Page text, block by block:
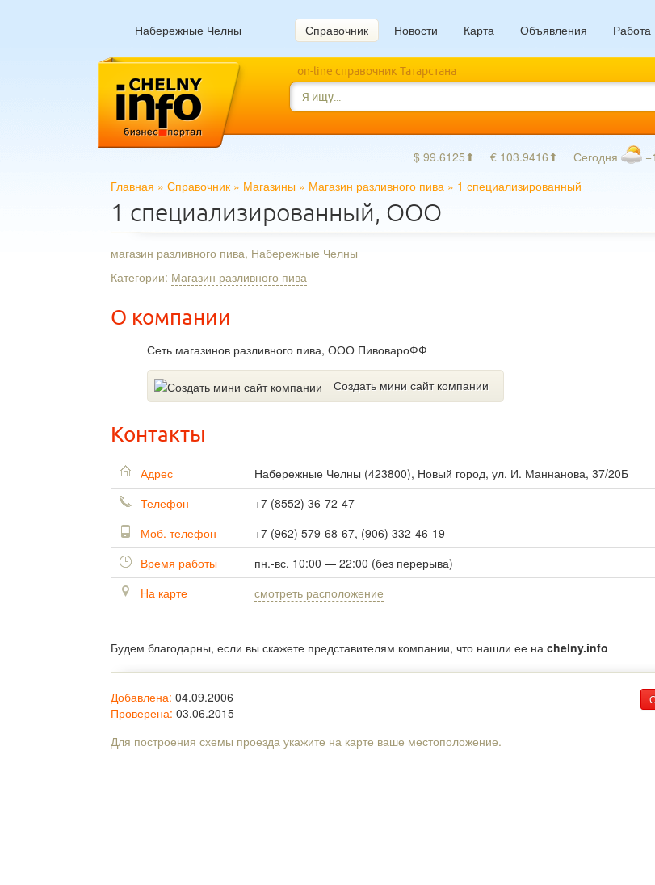
Набережные Челны Справочник Новости Карта Объявления Работа
on-line справочник Татарстана
$ 99.6125⬆ € 103.9416⬆ Сегодня
Главная » Справочник » Магазины » Магазин разливного пива » 1 специализированный
1 специализированный, ООО
магазин разливного пива, Набережные Челны
Категории: Магазин разливного пива
О компании
Сеть магазинов разливного пива, ООО ПивовароФФ
Создать мини сайт компании
Контакты
Адрес Набережные Челны (423800), Новый город, ул. И. Маннанова, 37/20Б
Телефон
+7 (8552) 36-72-47
Моб. телефон
+7 (962) 579-68-67, (906) 332-46-19
Время работы
пн.-вс. 10:00 — 22:00 (без перерыва)
На карте
смотреть расположение
Будем благодарны, если вы скажете представителям компании, что нашли ее на chelny.info
Добавлена: 04.09.2006
Проверена: 03.06.2015
Для построения схемы проезда укажите на карте ваше местоположение.